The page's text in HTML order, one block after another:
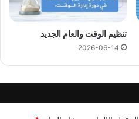
تنظيم الوقت والعام الجديد
2026-06-14